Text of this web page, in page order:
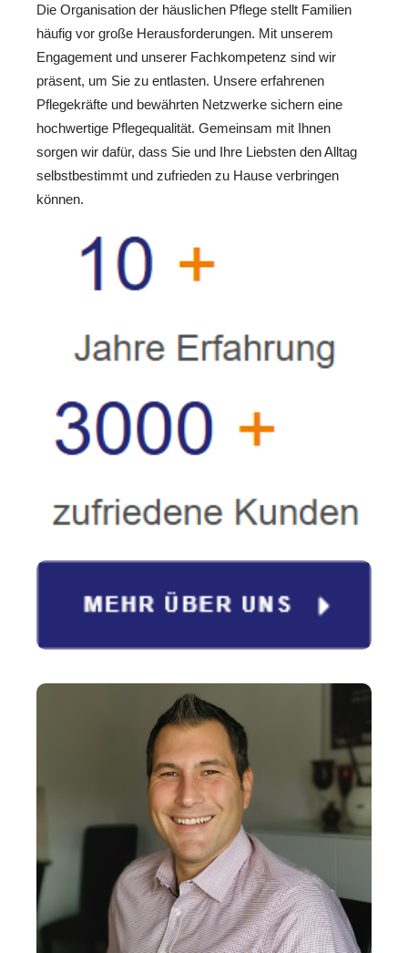
Die Organisation der häuslichen Pflege stellt Familien
häufig vor große Herausforderungen. Mit unserem
Engagement und unserer Fachkompetenz sind wir
präsent, um Sie zu entlasten. Unsere erfahrenen
Pflegekräfte und bewährten Netzwerke sichern eine
hochwertige Pflegequalität. Gemeinsam mit Ihnen
sorgen wir dafür, dass Sie und Ihre Liebsten den Alltag
selbstbestimmt und zufrieden zu Hause verbringen
können.